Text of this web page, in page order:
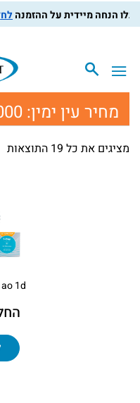
לחץ
מחיר עין ימין:
מציגים את כל ⁦19⁩ התוצאות
ao 1d – דיאגנוסטיקה
החל